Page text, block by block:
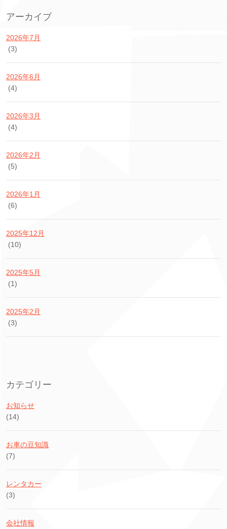
アーカイブ
2026年7月
(3)
2026年6月
(4)
2026年3月
(4)
2026年2月
(5)
2026年1月
(6)
2025年12月
(10)
2025年5月
(1)
2025年2月
(3)
カテゴリー
お知らせ
(14)
お車の豆知識
(7)
レンタカー
(3)
会社情報